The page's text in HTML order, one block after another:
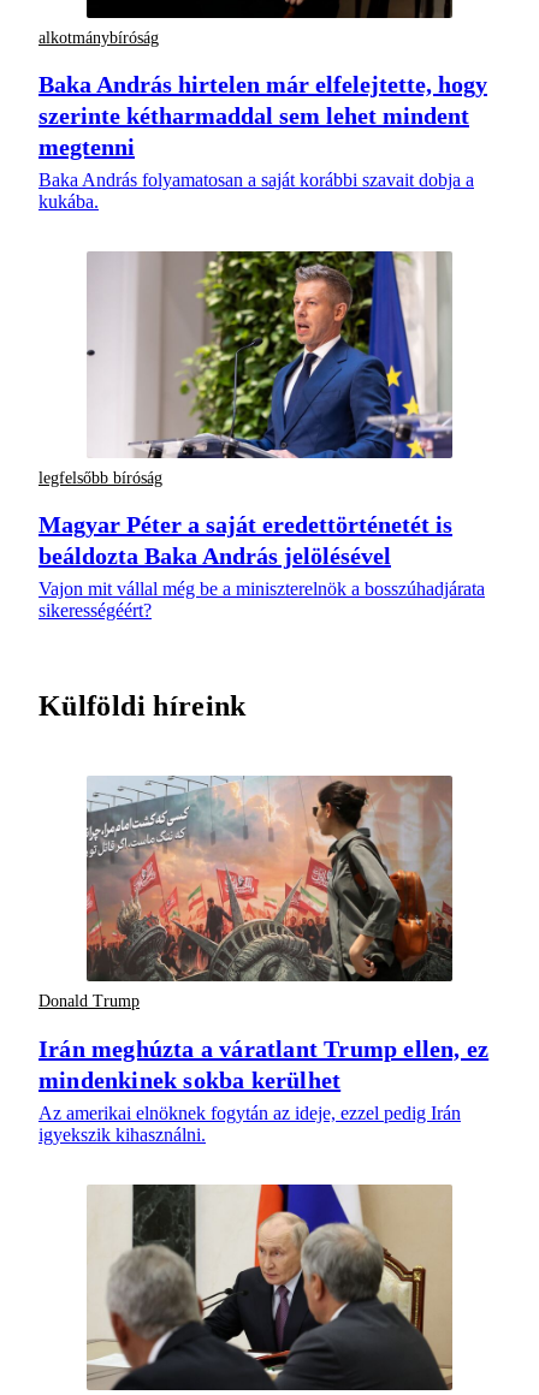
alkotmánybíróság
Baka András hirtelen már elfelejtette, hogy
szerinte kétharmaddal sem lehet mindent
megtenni
Baka András folyamatosan a saját korábbi szavait dobja a
kukába.
legfelsőbb bíróság
Magyar Péter a saját eredettörténetét is
beáldozta Baka András jelölésével
Vajon mit vállal még be a miniszterelnök a bosszúhadjárata
sikerességéért?
Külföldi híreink
Donald Trump
Irán meghúzta a váratlant Trump ellen, ez
mindenkinek sokba kerülhet
Az amerikai elnöknek fogytán az ideje, ezzel pedig Irán
igyekszik kihasználni.